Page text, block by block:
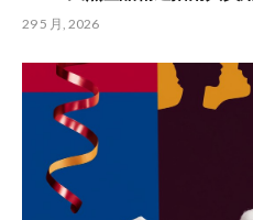
29 5 月, 2026